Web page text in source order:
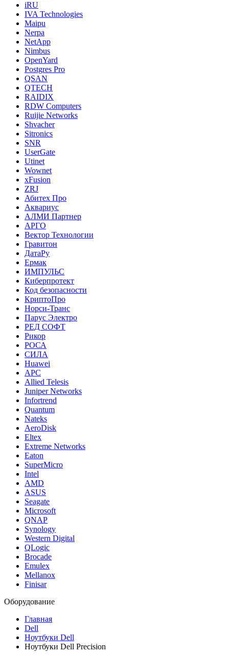
iRU
IVA Technologies
Maipu
Nerpa
NetApp
Nimbus
OpenYard
Postgres Pro
QSAN
QTECH
RAIDIX
RDW Computers
Ruijie Networks
Shvacher
Sitronics
SNR
UserGate
Utinet
Wownet
xFusion
ZRJ
Абитех Про
Аквариус
АЛМИ Партнер
АРГО
Вектор Технологии
Гравитон
ДатаРу
Ермак
ИМПУЛЬС
Киберпротект
Код безопасности
КриптоПро
Норси-Транс
Парус Электро
РЕД СОФТ
Рикор
РОСА
СИЛА
Huawei
APC
Allied Telesis
Juniper Networks
Infortrend
Quantum
Nateks
AeroDisk
Eltex
Extreme Networks
Eaton
SuperMicro
Intel
AMD
ASUS
Seagate
Microsoft
QNAP
Synology
Western Digital
QLogic
Brocade
Emulex
Mellanox
Finisar
Оборудование
Главная
Dell
Ноутбуки Dell
Ноутбуки Dell Precision